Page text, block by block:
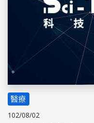
醫療
102/08/02